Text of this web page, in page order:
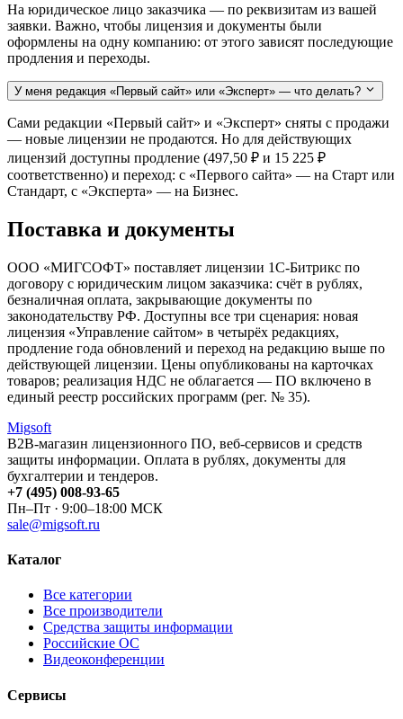
На юридическое лицо заказчика — по реквизитам из вашей
заявки. Важно, чтобы лицензия и документы были
оформлены на одну компанию: от этого зависят последующие
продления и переходы.
У меня редакция «Первый сайт» или «Эксперт» — что делать?
Сами редакции «Первый сайт» и «Эксперт» сняты с продажи
— новые лицензии не продаются. Но для действующих
лицензий доступны продление (497,50 ₽ и 15 225 ₽
соответственно) и переход: с «Первого сайта» — на Старт или
Стандарт, с «Эксперта» — на Бизнес.
Поставка и документы
ООО «МИГСОФТ» поставляет лицензии 1С-Битрикс по
договору с юридическим лицом заказчика: счёт в рублях,
безналичная оплата, закрывающие документы по
законодательству РФ. Доступны все три сценария: новая
лицензия «Управление сайтом» в четырёх редакциях,
продление года обновлений и переход на редакцию выше по
действующей лицензии. Цены опубликованы на карточках
товаров; реализация НДС не облагается — ПО включено в
единый реестр российских программ (рег. № 35).
Migsoft
B2B-магазин лицензионного ПО, веб-сервисов и средств
защиты информации. Оплата в рублях, документы для
бухгалтерии и тендеров.
+7 (495) 008-93-65
Пн–Пт · 9:00–18:00 МСК
sale@migsoft.ru
Каталог
Все категории
Все производители
Средства защиты информации
Российские ОС
Видеоконференции
Сервисы